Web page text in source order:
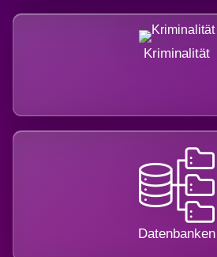
Kriminalität
Datenbanken